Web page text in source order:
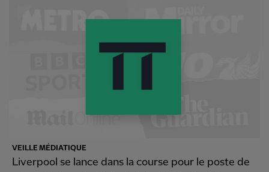
VEILLE MÉDIATIQUE
Liverpool se lance dans la course pour le poste de